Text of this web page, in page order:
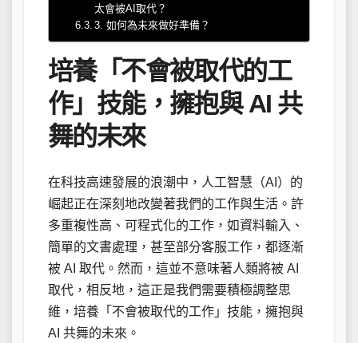
太會被AI取代？
3. 如何為未來做好準備？
培養「不會被取代的工
作」技能，擁抱與 AI 共
舞的未來
在科技高速發展的浪潮中，人工智慧（AI）的
崛起正在深刻地改變著我們的工作與生活。許
多重複性高、可程式化的工作，如資料輸入、
簡單的文書處理，甚至部分客服工作，都逐漸
被 AI 取代。然而，這並不意味著人類將被 AI
取代，相反地，這正是我們需要積極調整思
維，培養「不會被取代的工作」技能，擁抱與
AI 共舞的未來。